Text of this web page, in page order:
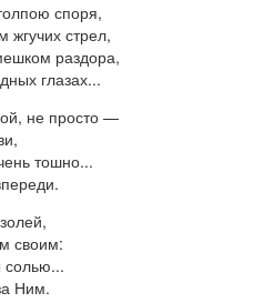
споря,
жгучих стрел,
раздора,
глазах...
не просто —
тошно...
своим:
Ним.